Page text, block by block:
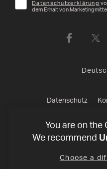
Datenschutzerklärung
dem Erhalt von
Datenschutz
Verkaufsbedingungen
International Industries,
You are on the
We recommend
Choose a